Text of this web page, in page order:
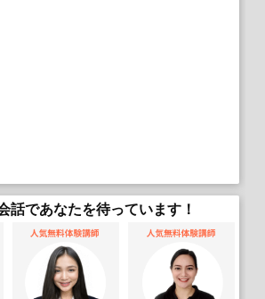
話であなたを待っています！